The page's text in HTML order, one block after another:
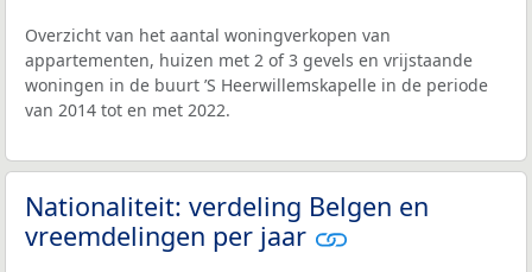
Overzicht van het aantal woningverkopen van
appartementen, huizen met 2 of 3 gevels en vrijstaande
woningen in de buurt ’S Heerwillemskapelle in de periode
van 2014 tot en met 2022.
Nationaliteit: verdeling Belgen en
vreemdelingen per jaar